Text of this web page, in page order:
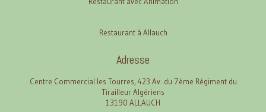
Restaurant à Allauch
Adresse
Centre Commercial les Tourres, 423 Av. du 7ème Régiment du
Tirailleur Algériens
13190 ALLAUCH